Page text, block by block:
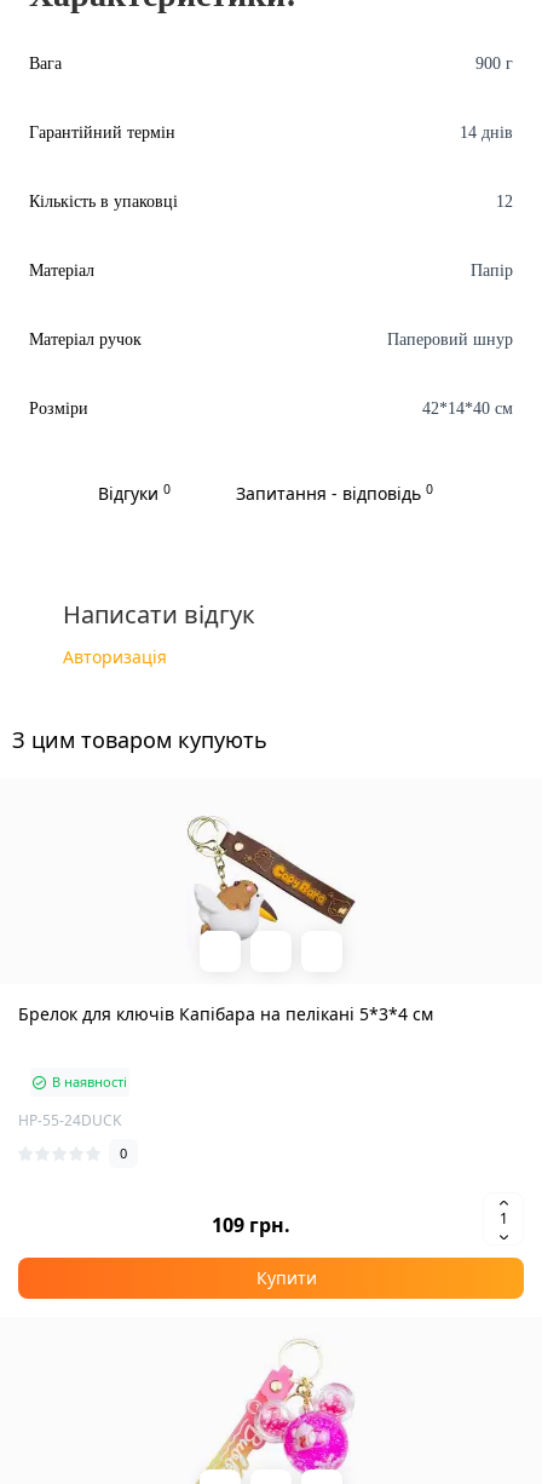
Вага 900 г
Гарантійний термін 14 днів
Кількість в упаковці 12
Матеріал Папір
Матеріал ручок Паперовий шнур
Розміри 42*14*40 см
Відгуки 0 Запитання - відповідь 0
Написати відгук
Авторизація
З цим товаром купують
Брелок для ключів Капібара на пелікані 5*3*4 см
В наявності
HP-55-24DUCK
0
109 грн.
Купити